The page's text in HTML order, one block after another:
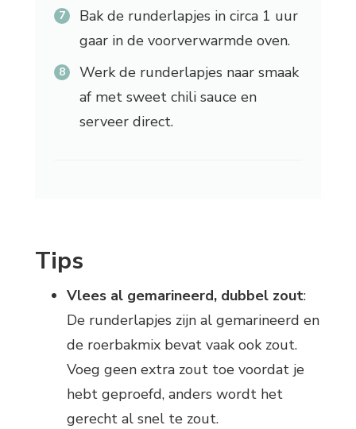
Bak de runderlapjes in circa 1 uur
gaar in de voorverwarmde oven.
Werk de runderlapjes naar smaak
af met sweet chili sauce en
serveer direct.
Tips
Vlees al gemarineerd, dubbel zout:
De runderlapjes zijn al gemarineerd en
de roerbakmix bevat vaak ook zout.
Voeg geen extra zout toe voordat je
hebt geproefd, anders wordt het
gerecht al snel te zout.